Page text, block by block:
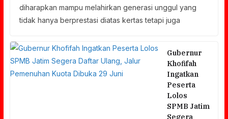
diharapkan mampu melahirkan generasi unggul yang
tidak hanya berprestasi diatas kertas tetapi juga
Gubernur
Khofifah
Ingatkan
Peserta
Lolos
SPMB Jatim
Segera